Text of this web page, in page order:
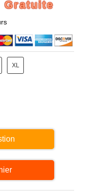
Gratuite
XL